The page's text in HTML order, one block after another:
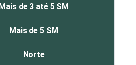
Mais de 3 até 5 SM
Mais de 5 SM
Norte